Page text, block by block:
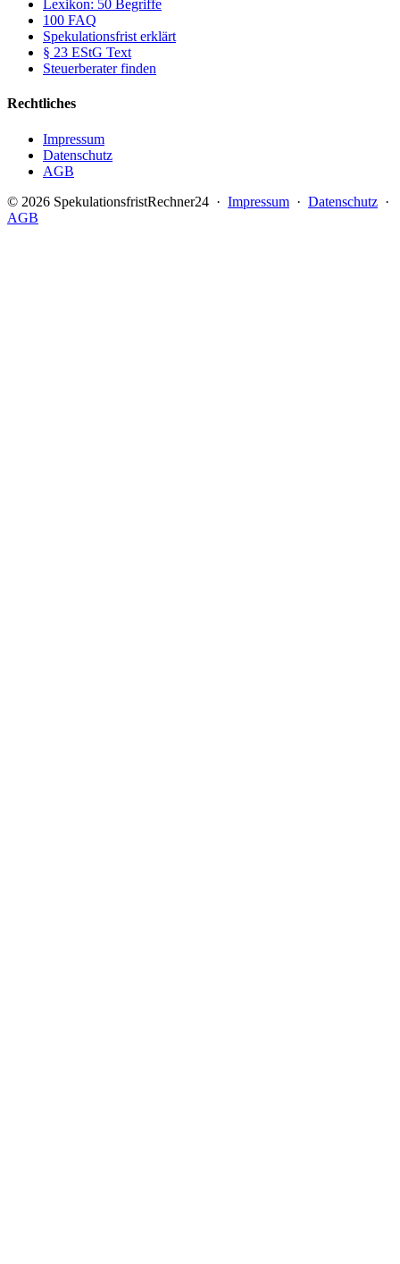
Lexikon: 50 Begriffe
100 FAQ
Spekulationsfrist erklärt
§ 23 EStG Text
Steuerberater finden
Rechtliches
Impressum
Datenschutz
AGB
© 2026 SpekulationsfristRechner24 · Impressum · Datenschutz ·
AGB